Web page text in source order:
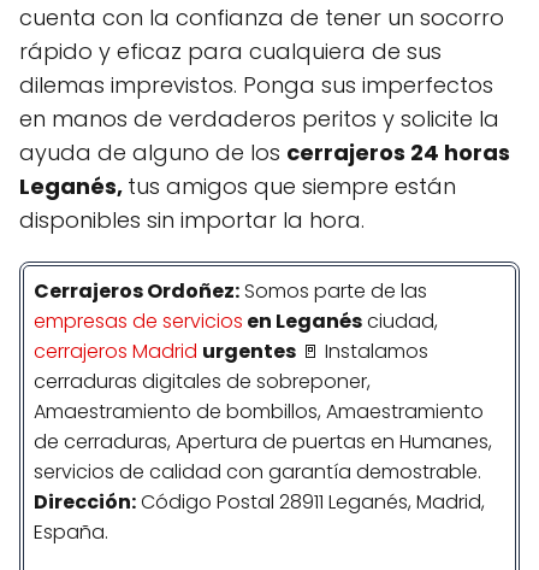
cuenta con la confianza de tener un socorro
rápido y eficaz para cualquiera de sus
dilemas imprevistos. Ponga sus imperfectos
en manos de verdaderos peritos y solicite la
ayuda de alguno de los cerrajeros 24 horas
Leganés, tus amigos que siempre están
disponibles sin importar la hora.
Cerrajeros Ordoñez:Somos parte de las
empresas de servicios en Leganésciudad,
cerrajeros Madrid urgentes 🚪 Instalamos
cerraduras digitales de sobreponer,
Amaestramiento de bombillos, Amaestramiento
de cerraduras, Apertura de puertas en Humanes,
servicios de calidad con garantía demostrable.
Dirección:Código Postal 28911 Leganés, Madrid,
España.